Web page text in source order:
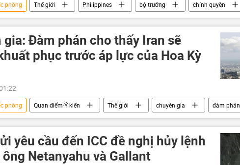
phòng Thế giới Philippines bộ trưởng
chính quyền
gia: Đàm phán cho thấy Iran sẽ
phục trước áp lực của Hoa Kỳ
phòng Quan điểm-Ý kiến Thế giới chuyên gia
đàm phán
Donald Trump Chính trị Iran Israel
Trung Đông
xung đột
yêu cầu đến ICC đề nghị hủy lệnh
Netanyahu và Gallant